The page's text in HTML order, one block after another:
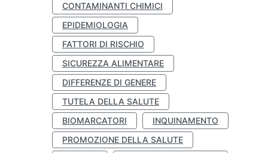
CONTAMINANTI CHIMICI
EPIDEMIOLOGIA
FATTORI DI RISCHIO
SICUREZZA ALIMENTARE
DIFFERENZE DI GENERE
TUTELA DELLA SALUTE
BIOMARCATORI
INQUINAMENTO
PROMOZIONE DELLA SALUTE